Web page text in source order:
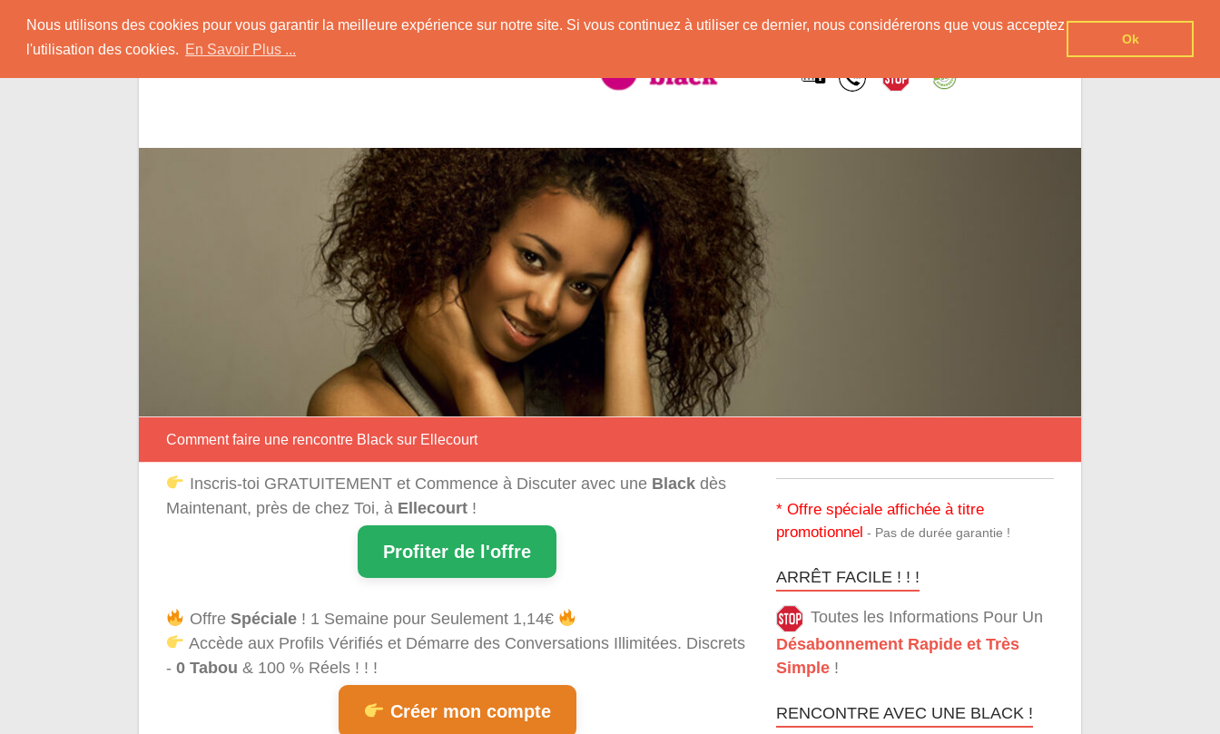
Nous utilisons des cookies pour vous garantir la meilleure expérience sur notre site. Si vous continuez à utiliser ce dernier, nous considérerons que vous acceptez
l'utilisation des cookies. En Savoir Plus ...
Ok
content
Rencontrer-Black
Conseils pour Rencontrer une Jolie Célibataire à la Peau Noire !
Comment faire une rencontre Black sur Ellecourt
Inscris-toi GRATUITEMENT et Commence à Discuter avec une Blackdès
Maintenant, près de chez Toi, à Ellecourt !
Profiter de l'offre
Offre Spéciale! 1 Semaine pour Seulement 1,14€
Accède aux Profils Vérifiés et Démarre des Conversations Illimitées. Discrets
- 0 Tabou & 100 % Réels ! ! !
Créer mon compte
* Offre spéciale affichée à titre
promotionnel - Pas de durée garantie !
ARRÊT FACILE ! ! !
Toutes les Informations Pour Un
Désabonnement Rapide et Très
Simple !
RENCONTRE AVEC UNE BLACK !